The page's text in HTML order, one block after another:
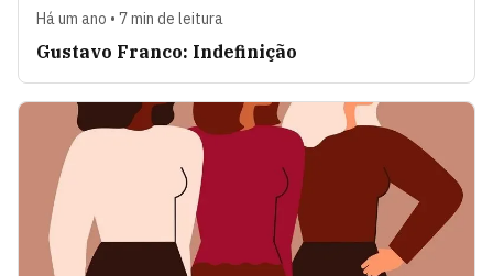
Há um ano • 7 min de leitura
Gustavo Franco: Indefinição